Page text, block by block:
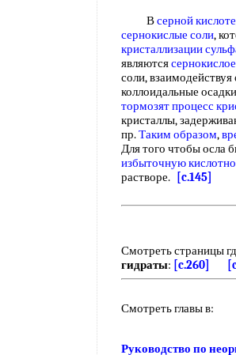
Всерной кислоте
сернокислые соли,
кристаллизации
являются
соли,
коллоидальные
тормозят процесс
кристаллы,
пр.Таким образом,
Для того чтобы осла
избыточную
растворе.
[c.145]
Смотреть страницы
гидраты: [c.260]
Смотреть главы в:
Руководство по